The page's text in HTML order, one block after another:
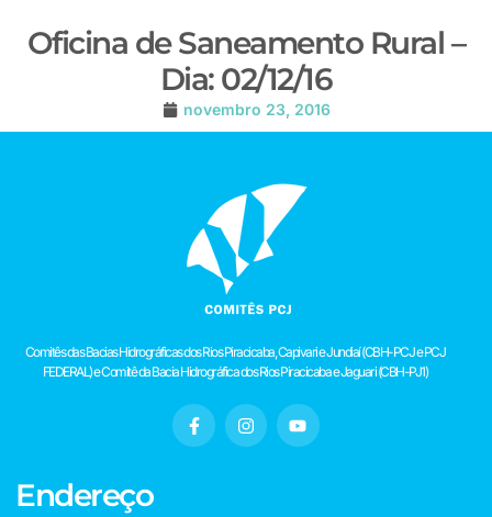
Oficina de Saneamento Rural –
Dia: 02/12/16
novembro 23, 2016
Comitês das Bacias Hidrográficas dos Rios Piracicaba, Capivari e Jundiaí (CBH-PCJ e PCJ
FEDERAL) e Comitê da Bacia Hidrográfica dos Rios Piracicaba e Jaguari (CBH-PJ1)
Endereço